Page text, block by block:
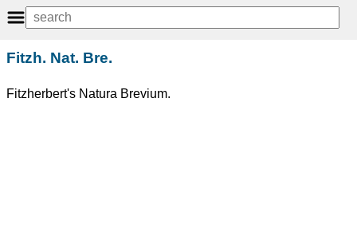
Fitzh. Nat. Bre.
Fitzherbert's Natura Brevium.